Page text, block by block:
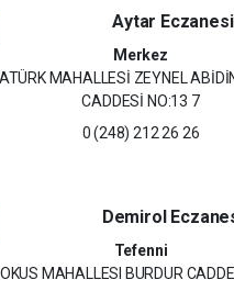
Aytar Eczanesi
Merkez
MAHALLESİ ZEYNEL
CADDESİ NO:13 7
0 (248) 212 26 26
Demirol
Tefenni
MAHALLESI BURDUR